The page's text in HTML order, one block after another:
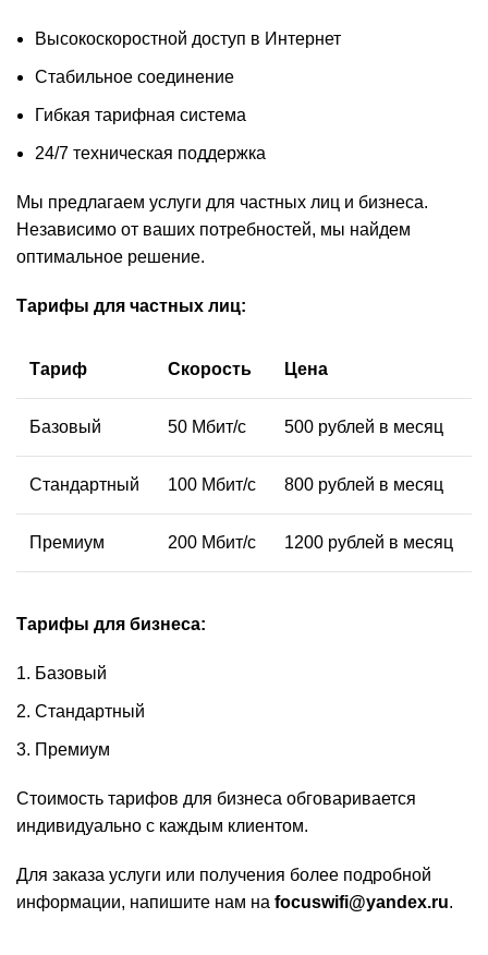
Высокоскоростной доступ в Интернет
Стабильное соединение
Гибкая тарифная система
24/7 техническая поддержка
Мы предлагаем услуги для частных лиц и бизнеса.
Независимо от ваших потребностей, мы найдем
оптимальное решение.
Тарифы для частных лиц:
Тариф Скорость Цена
Базовый 50 Мбит/с 500 рублей в месяц
Стандартный 100 Мбит/с 800 рублей в месяц
Премиум 200 Мбит/с 1200 рублей в месяц
Тарифы для бизнеса:
Базовый
Стандартный
Премиум
Стоимость тарифов для бизнеса обговаривается
индивидуально с каждым клиентом.
Для заказа услуги или получения более подробной
информации, напишите нам на focuswifi@yandex.ru.